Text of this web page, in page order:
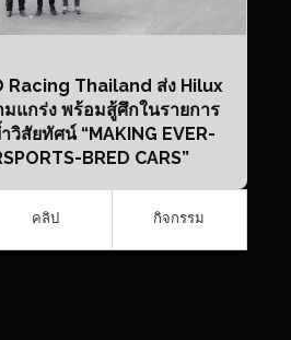
Racing Thailand ส่ง Hilux
แกร่ง พร้อมสู้ศึกในรายการ
วิสัยทัศน์ “MAKING EVER-
BRED CARS”
คลิป กิจกรรม